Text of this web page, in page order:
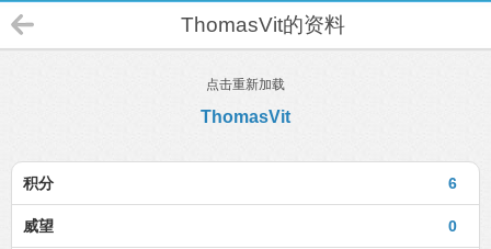
ThomasVit的资料
点击重新加载
ThomasVit
6
积分
0
威望